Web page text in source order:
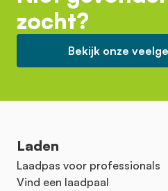
zocht?
Bekijk onze
Laden
Laadpas voor professionals
Vind een laadpaal